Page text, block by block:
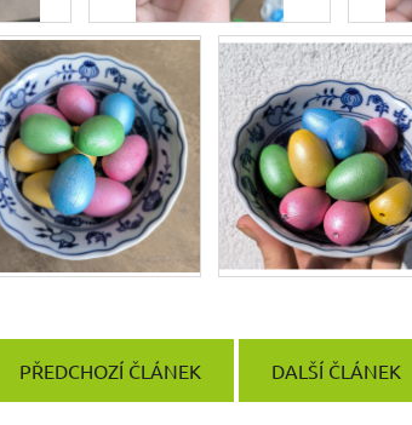
PŘEDCHOZÍ ČLÁNEK DALŠÍ ČLÁNEK